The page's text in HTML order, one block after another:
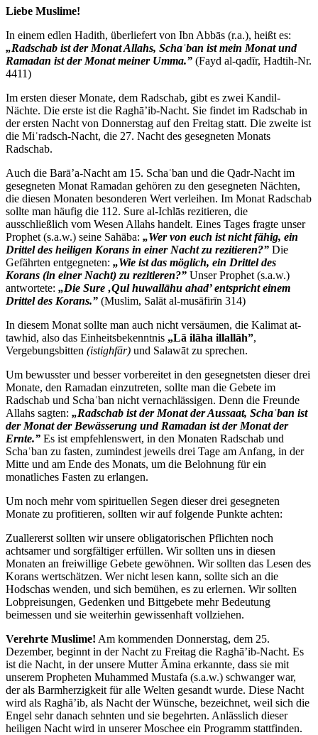
Liebe Muslime!
In einem edlen Hadith, überliefert von Ibn Abbās (r.a.), heißt es:
„Radschab ist der Monat Allahs, Schaʿban ist mein Monat und
Ramadan ist der Monat meiner Umma.” (Fayd al-qadīr, Hadtih-Nr.
4411)
Im ersten dieser Monate, dem Radschab, gibt es zwei Kandil-
Nächte. Die erste ist die Raghā’ib-Nacht. Sie findet im Radschab in
der ersten Nacht von Donnerstag auf den Freitag statt. Die zweite ist
die Miʿradsch-Nacht, die 27. Nacht des gesegneten Monats
Radschab.
Auch die Barā’a-Nacht am 15. Schaʿban und die Qadr-Nacht im
gesegneten Monat Ramadan gehören zu den gesegneten Nächten,
die diesen Monaten besonderen Wert verleihen. Im Monat Radschab
sollte man häufig die 112. Sure al-Ichlās rezitieren, die
ausschließlich vom Wesen Allahs handelt. Eines Tages fragte unser
Prophet (s.a.w.) seine Sahāba: „Wer von euch ist nicht fähig, ein
Drittel des heiligen Korans in einer Nacht zu rezitieren?” Die
Gefährten entgegneten: „Wie ist das möglich, ein Drittel des
Korans (in einer Nacht) zu rezitieren?” Unser Prophet (s.a.w.)
antwortete: „Die Sure ‚Qul huwallāhu ahad’ entspricht einem
Drittel des Korans.” (Muslim, Salāt al-musāfirīn 314)
In diesem Monat sollte man auch nicht versäumen, die Kalimat at-
tawhid, also das Einheitsbekenntnis „Lā ilāha illallāh”,
Vergebungsbitten (istighfār) und Salawāt zu sprechen.
Um bewusster und besser vorbereitet in den gesegnetsten dieser drei
Monate, den Ramadan einzutreten, sollte man die Gebete im
Radschab und Schaʿban nicht vernachlässigen. Denn die Freunde
Allahs sagten: „Radschab ist der Monat der Aussaat, Schaʿban ist
der Monat der Bewässerung und Ramadan ist der Monat der
Ernte.” Es ist empfehlenswert, in den Monaten Radschab und
Schaʿban zu fasten, zumindest jeweils drei Tage am Anfang, in der
Mitte und am Ende des Monats, um die Belohnung für ein
monatliches Fasten zu erlangen.
Um noch mehr vom spirituellen Segen dieser drei gesegneten
Monate zu profitieren, sollten wir auf folgende Punkte achten:
Zuallererst sollten wir unsere obligatorischen Pflichten noch
achtsamer und sorgfältiger erfüllen. Wir sollten uns in diesen
Monaten an freiwillige Gebete gewöhnen. Wir sollten das Lesen des
Korans wertschätzen. Wer nicht lesen kann, sollte sich an die
Hodschas wenden, und sich bemühen, es zu erlernen. Wir sollten
Lobpreisungen, Gedenken und Bittgebete mehr Bedeutung
beimessen und sie weiterhin gewissenhaft vollziehen.
Verehrte Muslime! Am kommenden Donnerstag, dem 25.
Dezember, beginnt in der Nacht zu Freitag die Raghā’ib-Nacht. Es
ist die Nacht, in der unsere Mutter Āmina erkannte, dass sie mit
unserem Propheten Muhammed Mustafa (s.a.w.) schwanger war,
der als Barmherzigkeit für alle Welten gesandt wurde. Diese Nacht
wird als Raghā’ib, als Nacht der Wünsche, bezeichnet, weil sich die
Engel sehr danach sehnten und sie begehrten. Anlässlich dieser
heiligen Nacht wird in unserer Moschee ein Programm stattfinden.